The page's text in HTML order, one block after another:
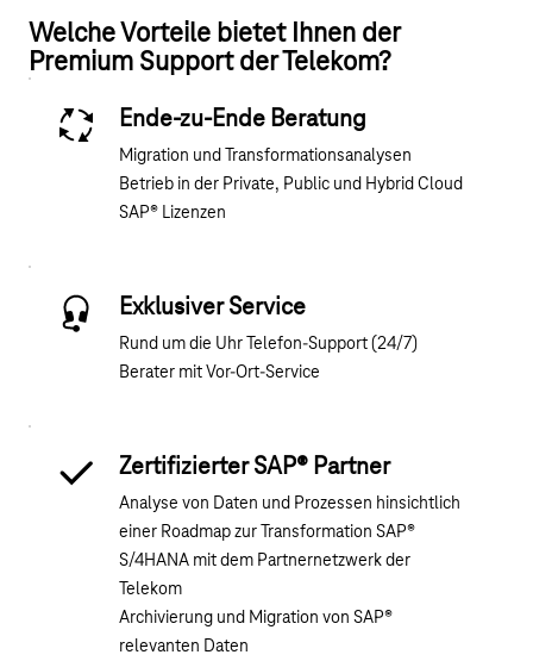
Welche Vorteile bietet Ihnen der
Premium Support der Telekom?
Ende-zu-Ende Beratung
Migration und Transformationsanalysen
Betrieb in der Private, Public und Hybrid Cloud
SAP® Lizenzen
Exklusiver Service
Rund um die Uhr Telefon-Support (24/7)
Berater mit Vor-Ort-Service
Zertifizierter SAP® Partner
Analyse von Daten und Prozessen hinsichtlich
einer Roadmap zur Transformation SAP®
S/4HANA mit dem Partnernetzwerk der
Telekom
Archivierung und Migration von SAP®
relevanten Daten